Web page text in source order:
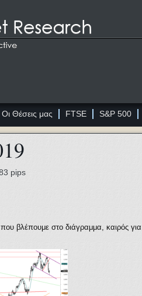
Οι Θέσεις μας FTSE S&P 500
pips
βλέπουμε στο διάγραμμα, καιρός